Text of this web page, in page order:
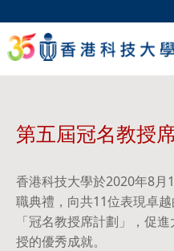
第五屆冠名教授
香港科技大學於2020年8月
職典禮，向共11位表現卓
「冠名教授席計劃」，促
授的優秀成就。